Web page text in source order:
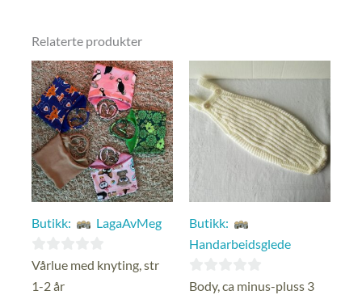
Relaterte produkter
Butikk: LagaAvMeg
0
ut
Vårlue med knyting, str
1-2 år
Butikk:
Handarbeidsglede
0
Body, ca minus-pluss 3